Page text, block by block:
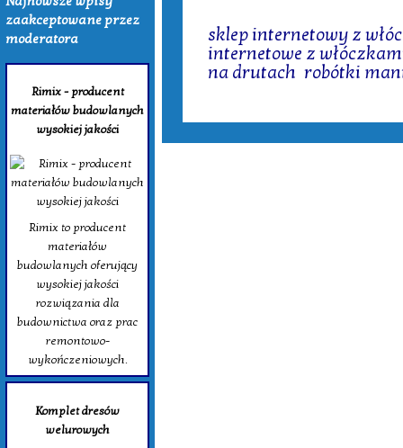
zaakceptowane przez
moderatora
Rimix - producent
materiałów budowlanych
wysokiej jakości
Rimix to producent
materiałów
budowlanych oferujący
wysokiej jakości
rozwiązania dla
budownictwa oraz prac
remontowo-
wykończeniowych.
Komplet dresów
welurowych
sklep internetowy z
internetowe z
na drutach robótki